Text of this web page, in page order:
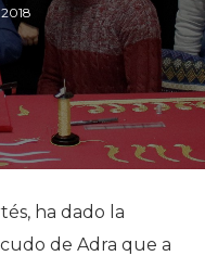
ha dado la
de Adra que a